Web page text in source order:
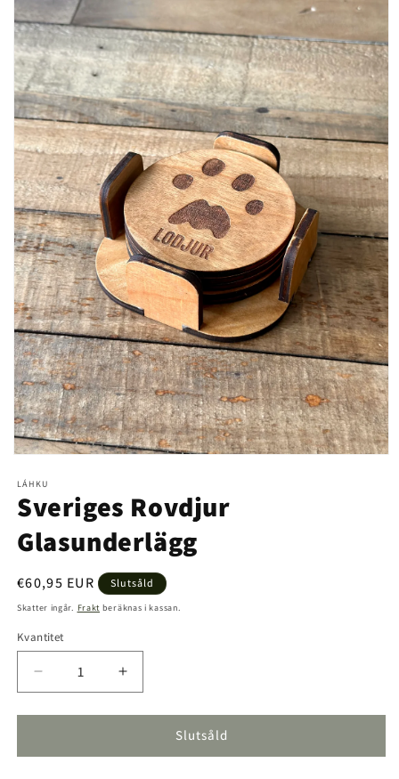
1
modalfönster
LÁHKU
Sveriges Rovdjur
Glasunderlägg
Ordinarie
pris
€60,95 EUR Slutsåld
Skatter ingår. Frakt beräknas i kassan.
Kvantitet
Kvantitet
Minska
kvantitet
för
Rovdjur
Öka
kvantitet
för
Sveriges
Rovdjur
Slutsåld